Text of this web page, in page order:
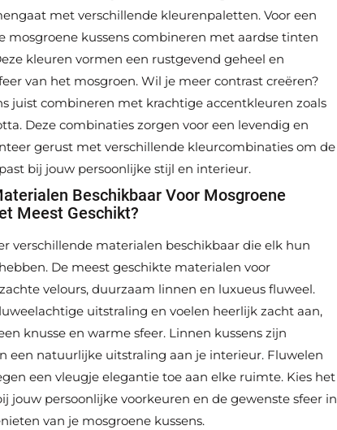
met verschillende kleurenpaletten. Voor een
mosgroene kussens combineren met aardse tinten
kleuren vormen een rustgevend geheel en
van het mosgroen. Wil je meer contrast creëren?
juist combineren met krachtige accentkleuren zoals
Deze combinaties zorgen voor een levendig en
gerust met verschillende kleurcombinaties om de
bij jouw persoonlijke stijl en interieur.
Beschikbaar Voor Mosgroene
Meest Geschikt?
verschillende materialen beschikbaar die elk hun
De meest geschikte materialen voor
velours, duurzaam linnen en luxueus fluweel.
uitstraling en voelen heerlijk zacht aan,
knusse en warme sfeer. Linnen kussens zijn
een natuurlijke uitstraling aan je interieur. Fluwelen
een vleugje elegantie toe aan elke ruimte. Kies het
jouw persoonlijke voorkeuren en de gewenste sfeer in
van je mosgroene kussens.